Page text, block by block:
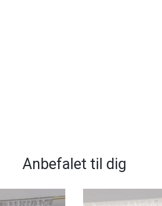
Anbefalet til dig